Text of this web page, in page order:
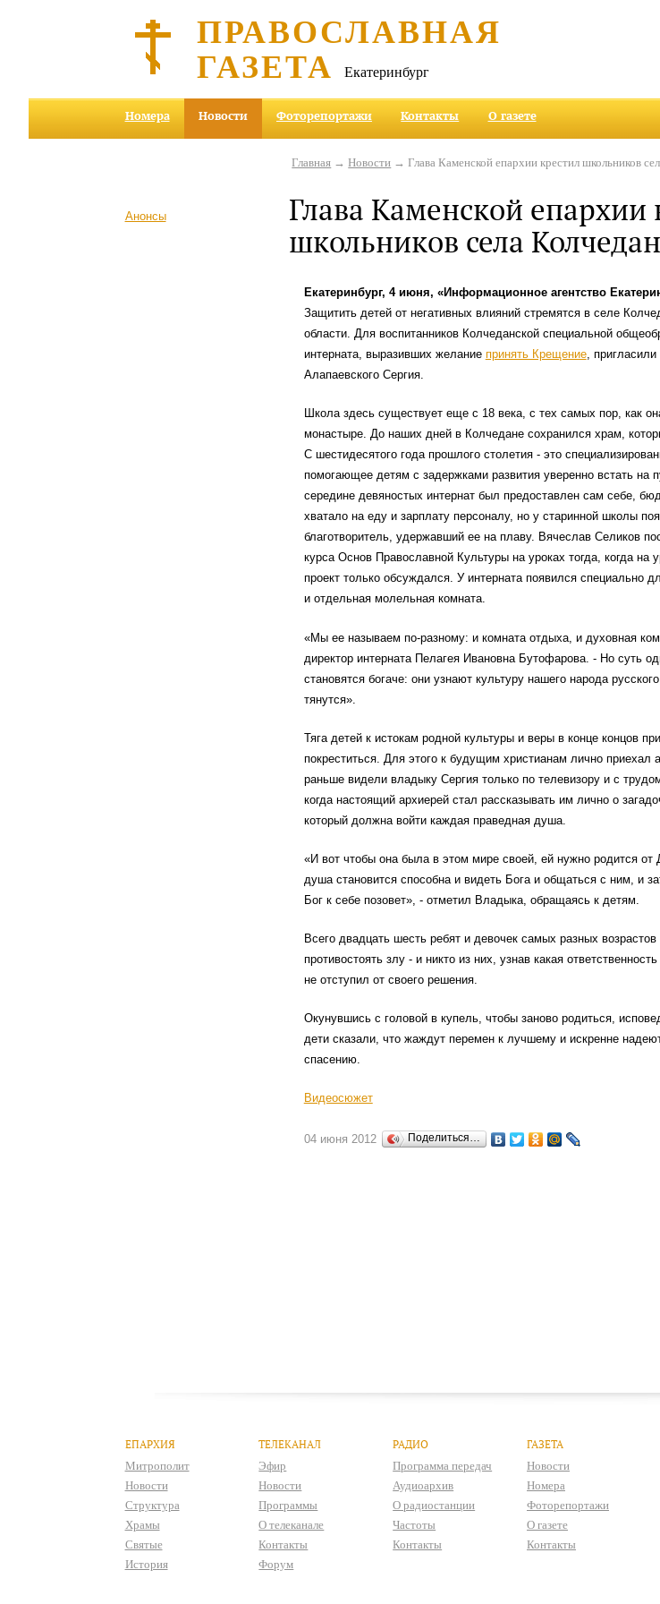
ПРАВОСЛАВНАЯ
ГАЗЕТА Екатеринбург
Номера Новости Фоторепортажи Контакты О газете
Анонсы
Главная →Новости → Глава Каменской епархии крестил школьников
Глава Каменской епархии
школьников села Колчедан
Екатеринбург, 4 июня, «Информационное агентство
Защитить детей от негативных влияний стремятся в селе
области. Для воспитанников Колчеданской специальной
интерната, выразивших желание принять Крещение, пригласили
Алапаевского Сергия.
Школа здесь существует еще с 18 века, с тех самых пор, как
монастыре. До наших дней в Колчедане сохранился храм,
С шестидесятого года прошлого столетия - это
помогающее детям с задержками развития уверенно встать на
середине девяностых интернат был предоставлен сам себе,
хватало на еду и зарплату персоналу, но у старинной школы
благотворитель, удержавший ее на плаву. Вячеслав Селиков
курса Основ Православной Культуры на уроках тогда, когда на
проект только обсуждался. У интерната появился специально
и отдельная молельная комната.
«Мы ее называем по-разному: и комната отдыха, и духовная
директор интерната Пелагея Ивановна Бутофарова. - Но суть
становятся богаче: они узнают культуру нашего народа
тянутся».
Тяга детей к истокам родной культуры и веры в конце концов
покреститься. Для этого к будущим христианам лично приехал
раньше видели владыку Сергия только по телевизору и с
когда настоящий архиерей стал рассказывать им лично о
который должна войти каждая праведная душа.
«И вот чтобы она была в этом мире своей, ей нужно родится
душа становится способна и видеть Бога и общаться с ним, и
Бог к себе позовет», - отметил Владыка, обращаясь к детям.
Всего двадцать шесть ребят и девочек самых разных
противостоять злу - и никто из них, узнав какая
не отступил от своего решения.
Окунувшись с головой в купель, чтобы заново родиться,
дети сказали, что жаждут перемен к лучшему и искренне
спасению.
Видеосюжет
04 июня 2012 Поделиться…
ЕПАРХИЯ
Митрополит
Новости
Структура
Храмы
Святые
История
ТЕЛЕКАНАЛ
Эфир
Новости
Программы
О телеканале
Контакты
Форум
РАДИО
Программа передач
Аудиоархив
О радиостанции
Частоты
Контакты
ГАЗЕТА
Новости
Номера
Фоторепортажи
О газете
Контакты